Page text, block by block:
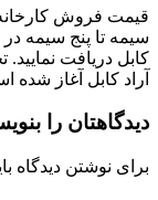
کابل دریافت
آراد کابل آغاز شده
دیدگاهتان را
برای نوشتن دیدگاه